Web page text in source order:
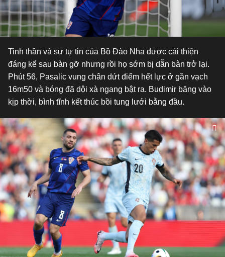
Tinh thần và sự tự tin của Bồ Đào Nha được cải thiện
đáng kể sau bàn gỡ nhưng rồi họ sớm bị dẫn bàn trở lại.
Phút 56, Pasalic vung chân dứt điểm hết lực ở gần vạch
16m50 và bóng đã dội xà ngang bật ra. Budimir băng vào
kịp thời, bình tĩnh kết thúc bồi tung lưới bằng đầu.